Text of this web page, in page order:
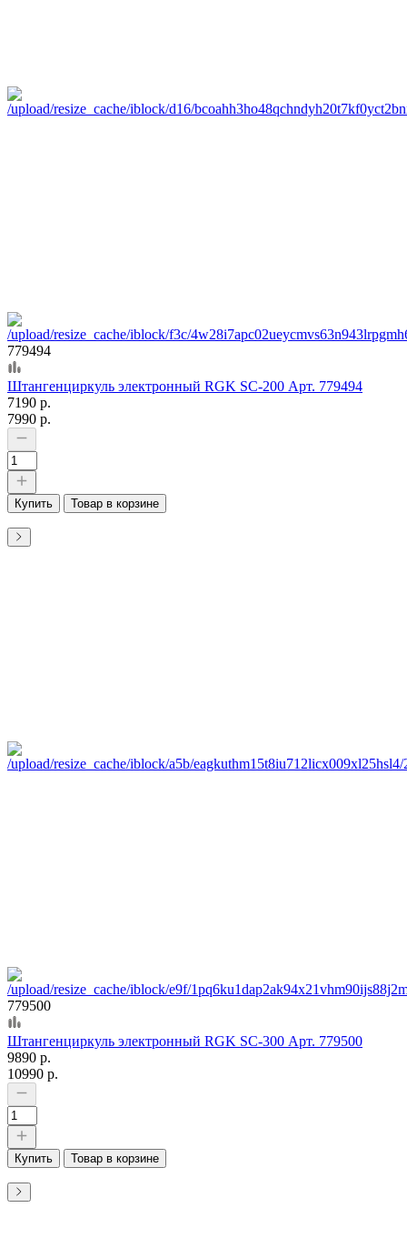
779494
Штангенциркуль электронный RGK SC-200 Арт. 779494
7190 р.
7990 р.
Купить Товар в корзине
779500
Штангенциркуль электронный RGK SC-300 Арт. 779500
9890 р.
10990 р.
Купить Товар в корзине